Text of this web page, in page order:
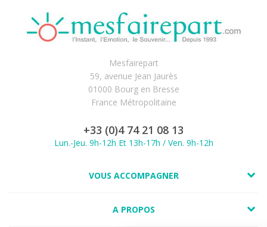
Mesfairepart
59, avenue Jean Jaurès
01000 Bourg en Bresse
France Métropolitaine
+33 (0)4 74 21 08 13
Lun.-Jeu. 9h-12h Et 13h-17h / Ven. 9h-12h
VOUS ACCOMPAGNER
A PROPOS